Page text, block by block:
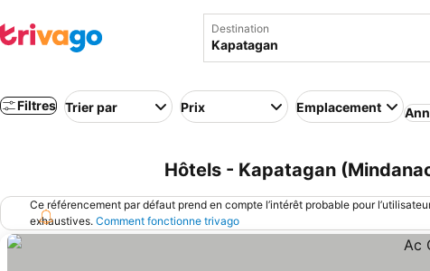
Destination
Filtres Trier par Prix Emplacement
Hôtels - Kapatagan
Ce référencement par défaut prend en compte l’intérêt probable pour
exhaustives. Comment fonctionne trivago